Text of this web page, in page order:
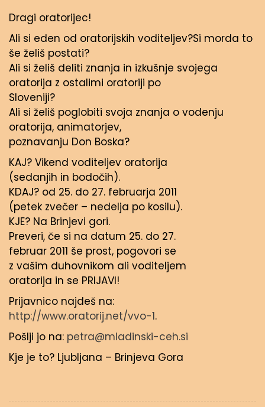
Dragi oratorijec!
Ali si eden od oratorijskih voditeljev?Si morda to
še želiš postati?
Ali si želiš deliti znanja in izkušnje svojega
oratorija z ostalimi oratoriji po
Sloveniji?
Ali si želiš poglobiti svoja znanja o vodenju
oratorija, animatorjev,
poznavanju Don Boska?
KAJ? Vikend voditeljev oratorija
(sedanjih in bodočih).
KDAJ? od 25. do 27. februarja 2011
(petek zvečer – nedelja po kosilu).
KJE? Na Brinjevi gori.
Preveri, če si na datum 25. do 27.
februar 2011 še prost, pogovori se
z vašim duhovnikom ali voditeljem
oratorija in se PRIJAVI!
Prijavnico najdeš na:
http://www.oratorij.net/vvo-1.
Pošlji jo na: petra@mladinski-ceh.si
Kje je to? Ljubljana – Brinjeva Gora